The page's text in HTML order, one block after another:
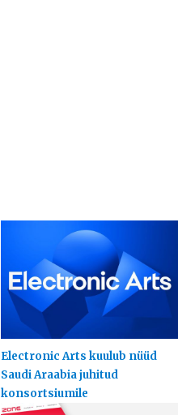
Electronic Arts kuulub nüüd
Saudi Araabia juhitud
konsortsiumile